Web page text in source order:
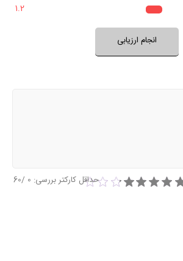
نظر خود را ثبت کنید
1.2
انجام ارزیابی
حداقل کارکتر بررسی: 0
/60